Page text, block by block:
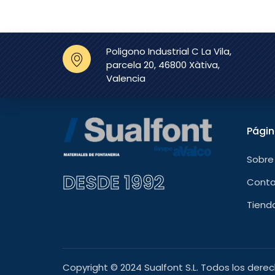
Poligono Industrial C La Vila,
parcela 20, 46800 Xàtiva,
Valencia
DESDE 1992
Copyright © 2024 Sualfont S.L. Todos los